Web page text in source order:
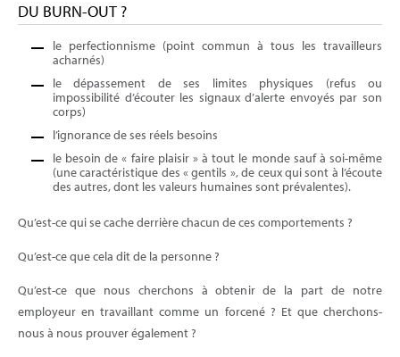
DU BURN-OUT ?
le perfectionnisme (point commun à tous les travailleurs
acharnés)
le dépassement de ses limites physiques (refus ou
impossibilité d’écouter les signaux d’alerte envoyés par son
corps)
l’ignorance de ses réels besoins
le besoin de « faire plaisir » à tout le monde sauf à soi-même
(une caractéristique des « gentils », de ceux qui sont à l’écoute
des autres, dont les valeurs humaines sont prévalentes).
Qu’est-ce qui se cache derrière chacun de ces comportements ?
Qu’est-ce que cela dit de la personne ?
Qu’est-ce que nous cherchons à obtenir de la part de notre
employeur en travaillant comme un forcené ? Et que cherchons-
nous à nous prouver également ?